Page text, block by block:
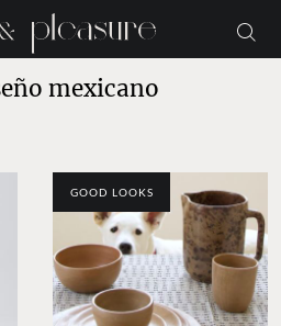
mexicano
GOOD LOOKS